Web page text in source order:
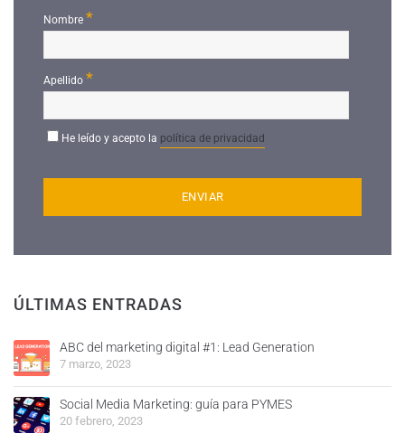
Nombre*
Apellido *
He leído y acepto la política de privacidad
ÚLTIMAS ENTRADAS
ABC del marketing digital #1: Lead Generation
7 marzo, 2023
Social Media Marketing: guía para PYMES
20 febrero, 2023